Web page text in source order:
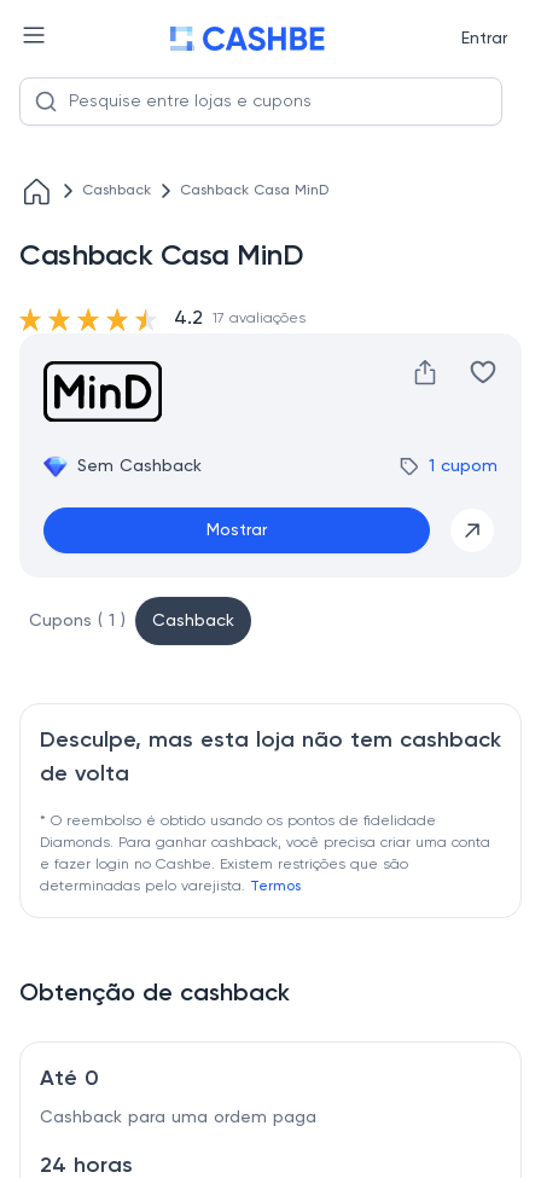
Entrar
Cashback Cashback Casa MinD
Cashback Casa MinD
Sem Cashback 1 cupom
Mostrar
4.2 17 avaliações
Cupons ( 1 ) Cashback
Desculpe, mas esta loja não tem cashback
de volta
* O reembolso é obtido usando os pontos de fidelidade
Diamonds. Para ganhar cashback, você precisa criar uma conta
e fazer login no Cashbe. Existem restrições que são
determinadas pelo varejista. Termos
Obtenção de cashback
Até 0
Cashback para uma ordem paga
24 horas